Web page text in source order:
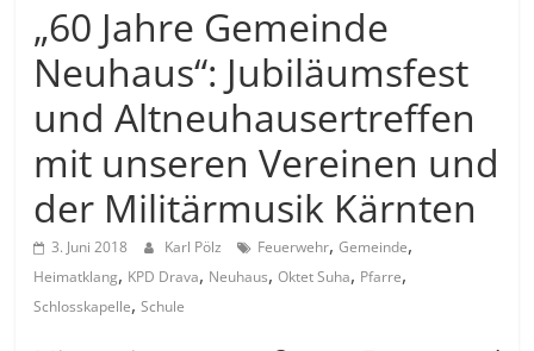
„60 Jahre Gemeinde
Neuhaus“: Jubiläumsfest
und Altneuhausertreffen
mit unseren Vereinen und
der Militärmusik Kärnten
3. Juni 2018 Karl Pölz Feuerwehr,Gemeinde,
Heimatklang, KPD Drava, Neuhaus,Oktet Suha, Pfarre,
Schlosskapelle,Schule